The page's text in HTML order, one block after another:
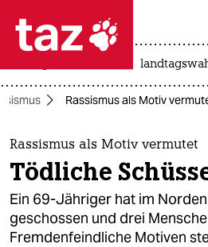
 taz zahl ich
taz zahl ich
themen
politik
öko
Rassismus als Motiv
Rassismus als Motiv vermutet
Tödliche
Ein 69-Jähriger hat im
geschossen und drei
Fremdenfeindliche Motiven